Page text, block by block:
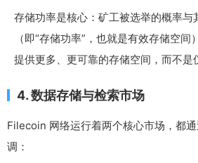
存储功率是核心：矿工被选举的概率与
（即“存储功率”，也就是有效存储空
提供更多、更可靠的存储空间，而不是
4. 数据存储与检索市场
Filecoin 网络运行着两个核心市场，都
调：